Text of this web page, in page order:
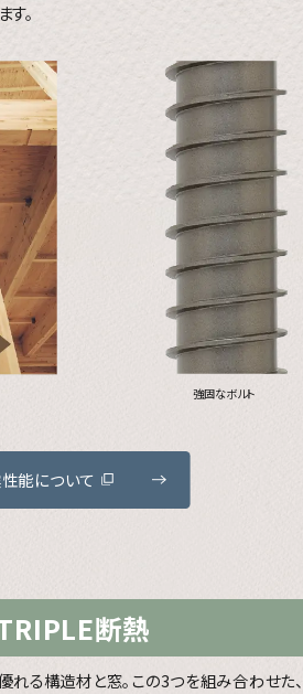
。
強固なボルト
能について
断熱
る構造材と窓。この3つを組み合わせた、